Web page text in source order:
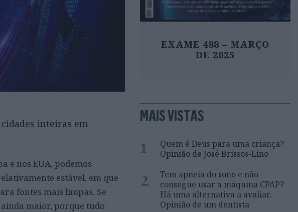
inteiras em
e nos EUA, podemos
estável, em que
fontes mais limpas. Se
maior, porque tudo
EXAME 488 – MARÇO
DE 2025
MAIS VISTAS
1
Quem é Deus para uma criança?
Opinião de José Brissos-Lino
2
Tem apneia do sono e não
consegue usar a máquina CPAP?
Há uma alternativa a avaliar.
Opinião de um dentista